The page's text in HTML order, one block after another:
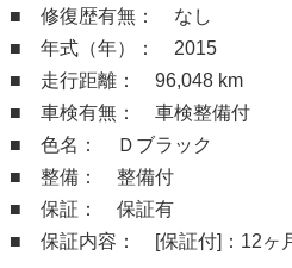
■ 修復歴有無： なし
■ 年式（年）： 2015
■ 走行距離： 96,048 km
■ 車検有無： 車検整備付
■ 色名： Ｄブラック
■ 整備： 整備付
■ 保証： 保証有
■ 保証内容： [保証付]：12ヶ